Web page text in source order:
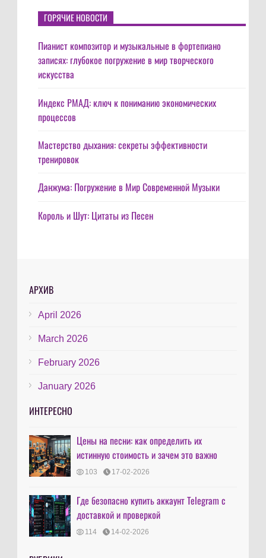
ГОРЯЧИЕ НОВОСТИ
Пианист композитор и музыкальные в фортепиано
записях: глубокое погружение в мир творческого
искусства
Индекс РМАД: ключ к пониманию экономических
процессов
Мастерство дыхания: секреты эффективности
тренировок
Данжума: Погружение в Мир Современной Музыки
Король и Шут: Цитаты из Песен
АРХИВ
April 2026
March 2026
February 2026
January 2026
ИНТЕРЕСНО
Цены на песни: как определить их
истинную стоимость и зачем это важно
103 17-02-2026
Где безопасно купить аккаунт Telegram с
доставкой и проверкой
114 14-02-2026